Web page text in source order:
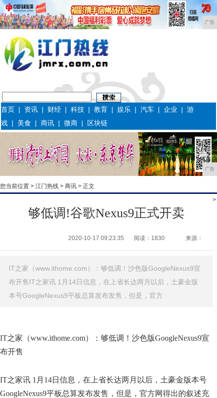
广告
首页 | 资讯 | 财经 |科技 |教育 |娱乐 |汽车 |企业 |游
戏 | 美食 |商讯 |微商 | 区块链
广告
您当前位置 > 江门热线 > 商讯 > 正文
>
够低调!谷歌Nexus9正式开卖
2020-10-17 09:23:35 阅读：1830 来源：
IT之家（www.ithome.com）：够低调！沙色版GoogleNexus9宣
布开售IT之家讯 1月14日信息，在上省长达两月以后，土豪金版
本号GoogleNexus9平板总算发布发售，但是，官方
IT之家（www.ithome.com）：够低调！沙色版GoogleNexus9宣
布开售
IT之家讯 1月14日信息，在上省长达两月以后，土豪金版本号
GoogleNexus9平板总算发布发售，但是，官方网得出的叙述充